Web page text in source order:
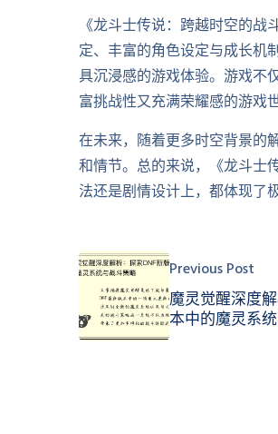
《龙斗士传说：跨越时空的
定、丰富的角色设定与成长机
具沉浸感的游戏体验。游戏不
富挑战性又充满荣耀感的游戏
在未来，随着更多时空背景的
和情节。总的来说，《龙斗士
法还是剧情设计上，都体现了
Previous Post
魔灵觉醒深度
本中的魔灵系